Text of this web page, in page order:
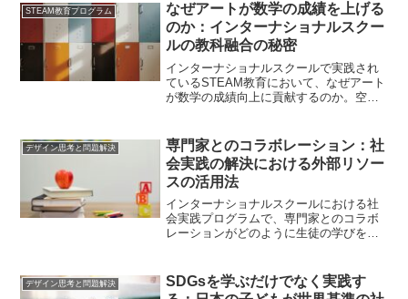
STEAM教育プログラム
なぜアートが数学の成績を上げる
のか：インターナショナルスクー
ルの教科融合の秘密
インターナショナルスクールで実践され
ているSTEAM教育において、なぜアート
が数学の成績向上に貢献するのか。空間
から、教科統合の秘密を解き明かしま
す。
デザイン思考と問題解決
専門家とのコラボレーション：社
会実践の解決における外部リソー
スの活用法
インターナショナルスクールにおける社
会実践プログラムで、専門家とのコラボ
レーションがどのように生徒の学びを深
について、海外の先進事例をもとに詳し
く解説します。
デザイン思考と問題解決
SDGsを学ぶだけでなく実践す